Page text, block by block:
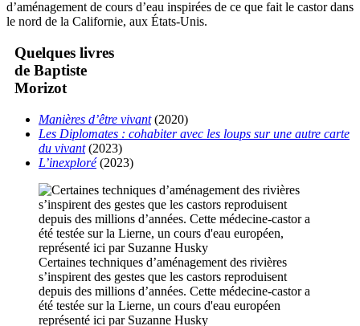
d’aménagement de cours d’eau inspirées de ce que fait le castor dans
le nord de la Californie, aux États-Unis.
Quelques livres
de Baptiste
Morizot
Manières d’être vivant(2020)
Les Diplomates : cohabiter avec les loups sur une autre carte
du vivant(2023)
L’inexploré(2023)
Certaines techniques d’aménagement des rivières
s’inspirent des gestes que les castors reproduisent
depuis des millions d’années. Cette médecine-castor a
été testée sur la Lierne, un cours d'eau européen
représenté ici par Suzanne Husky